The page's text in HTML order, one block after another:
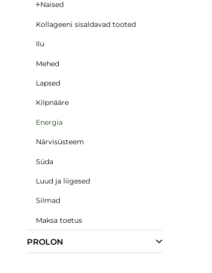
Naised
Kollageeni sisaldavad tooted
Ilu
Mehed
Lapsed
Kilpnääre
Energia
Närvisüsteem
Süda
Luud ja liigesed
Silmad
Maksa toetus
PROLON